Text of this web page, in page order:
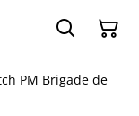
PM Brigade de